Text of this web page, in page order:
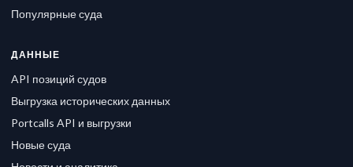
Популярные суда
ДАННЫЕ
API позиций судов
Выгрузка исторических данных
Portcalls API и выгрузки
Новые суда